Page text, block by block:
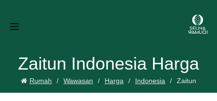
Zaitun Indonesia Harga
Rumah Wawasan Harga Indonesia Zaitun